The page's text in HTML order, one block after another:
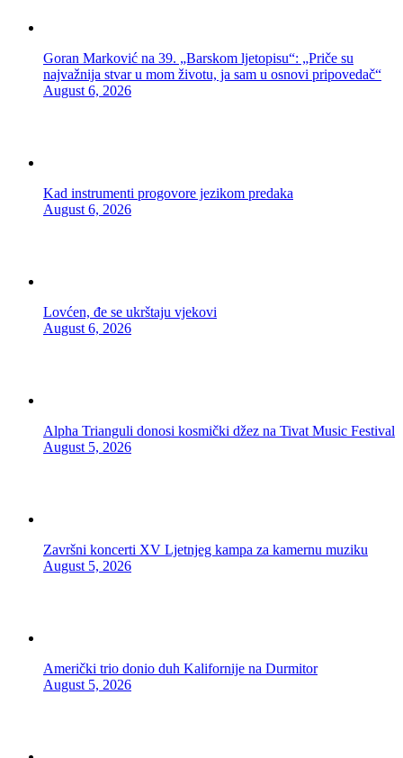
Goran Marković na 39. „Barskom ljetopisu“: „Priče su
najvažnija stvar u mom životu, ja sam u osnovi pripovedač“
August 6, 2026
Kad instrumenti progovore jezikom predaka
August 6, 2026
Lovćen, đe se ukrštaju vjekovi
August 6, 2026
Alpha Trianguli donosi kosmički džez na Tivat Music Festival
August 5, 2026
Završni koncerti XV Ljetnjeg kampa za kamernu muziku
August 5, 2026
Američki trio donio duh Kalifornije na Durmitor
August 5, 2026